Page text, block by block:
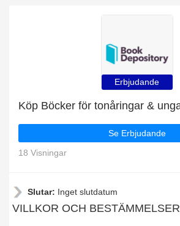
Erbjudande
Se Erbjudande
18 Visningar
Slutar: Inget slutdatum
VILLKOR OCH BESTÄMMELSER